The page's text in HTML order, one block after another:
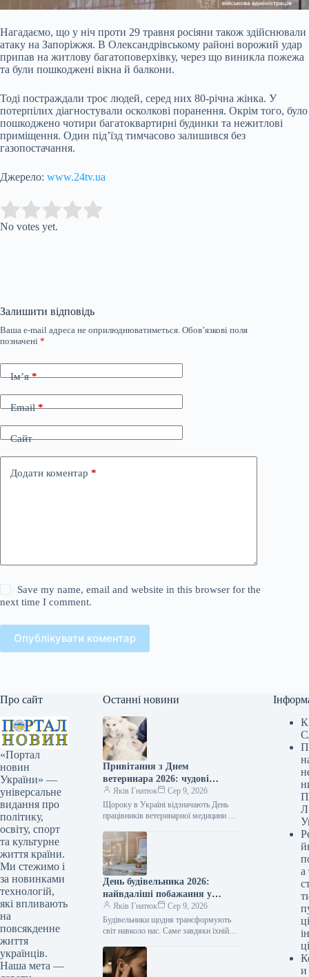
Нагадаємо, що у ніч проти 29 травня росіяни також здійснювали
атаку на Запоріжжя. В Олександрівському районі ворожий удар
припав на житлову багатоповерхівку, через що виникла пожежа
та були пошкоджені вікна й балкони.
Тоді постраждали троє людей, серед них 80-річна жінка. У
потерпілих діагностували осколкові поранення. Окрім того, було
пошкоджено чотири багатоквартирні будинки та нежитлові
приміщення. Один під’їзд тимчасово залишився без
газопостачання.
Джерело: www.24tv.ua
Rate this item:
No votes yet.
Залишити відповідь
Ваша e-mail адреса не оприлюднюватиметься. Обов’язкові поля
позначені *
Ім’я*
Email*
Сайт
Додати коментар *
Save my name, email and website in this browser for the
next time I comment.
Опублікувати коментар
Про сайт
«Портал
новин
України» —
універсальне
видання про
політику,
освіту, спорт
та культурне
життя країни.
Ми стежимо і
за новинками
технологій,
які впливають
на
повсякденне
життя
українців.
Наша мета —
Останні новини
Привітання з Днем
ветеринара 2026: чудові
побажання прозою, віршами
та власними словами
Яків Гнатюк
Сер 9, 2026
Щороку в Україні відзначають День
працівників ветеринарної медицини —
щоденно опікуються здоров’ям
домашніх улюбленців, худоби та навіть
диких тварин.…
День будівельника 2026:
найвдаліші побажання у
прозі, віршах та листівках
для творців майбутнього
Яків Гнатюк
Сер 9, 2026
Будівельники щодня трансформують
світ навколо нас. Саме завдяки їхній
заклади, медичні установи,
шляхопроводи та дороги.…
Л
а
ці
и